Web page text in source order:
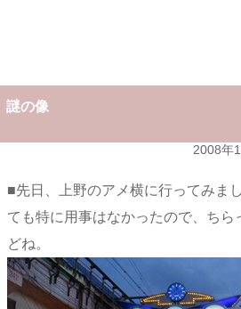
謎の像
2008年
■先日、上野のアメ横に行ってみま
ても特に用事はなかったので、ちら
どね。